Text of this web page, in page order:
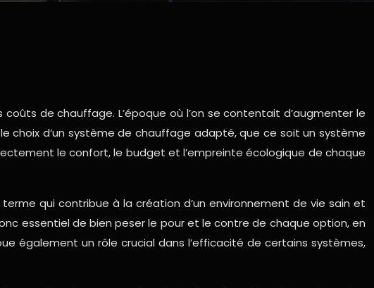
de chauffage. L’époque où l’on se contentait d’augmenter le
choix d’un système de chauffage adapté, que ce soit un système
le confort, le budget et l’empreinte écologique de chaque
qui contribue à la création d’un environnement de vie sain et
essentiel de bien peser le pour et le contre de chaque option, en
également un rôle crucial dans l’efficacité de certains systèmes,